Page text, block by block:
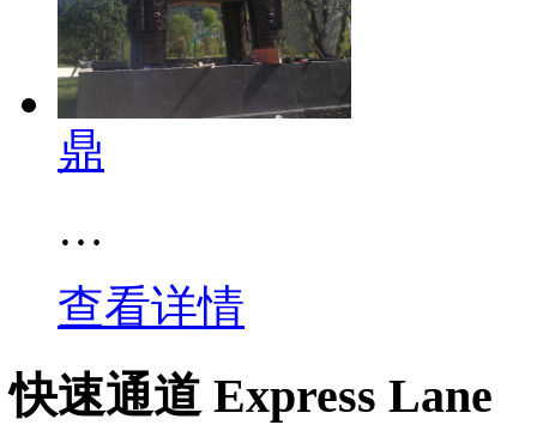
鼎
…
查看详情
快速通道 Express Lane